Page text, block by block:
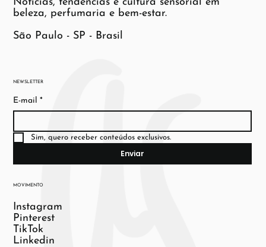
NEWSLETTER
E-mail *
Sim, quero receber conteúdos exclusivos.
Enviar
MOVIMENTO
Instagram
Pinterest
TikTok
Linkedin
beleza, perfumaria e bem-estar.
São Paulo - SP - Brasil